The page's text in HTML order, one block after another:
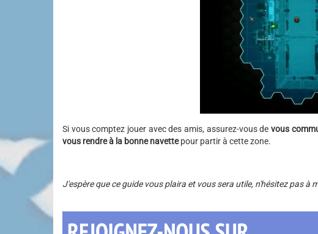
Si vous comptez jouer avec des amis, assurez-vous devous
vous rendre à la bonne navettepour partir à cette zone.
J'espère que ce guide vous plaira et vous sera utile, n'hésitez pas à